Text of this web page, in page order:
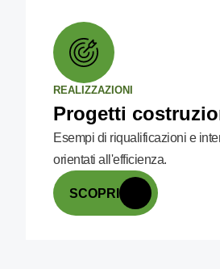
REALIZZAZIONI
Progetti
Esempi di riqualificazioni e
orientati all'efficienza.
SCOPRI